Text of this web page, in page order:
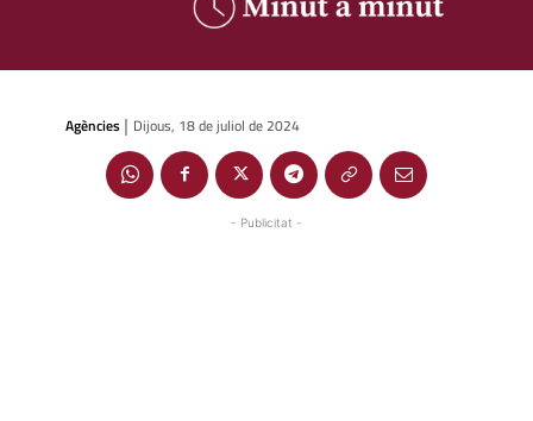
Agències | Dijous, 18 de juliol de 2024
- Publicitat -